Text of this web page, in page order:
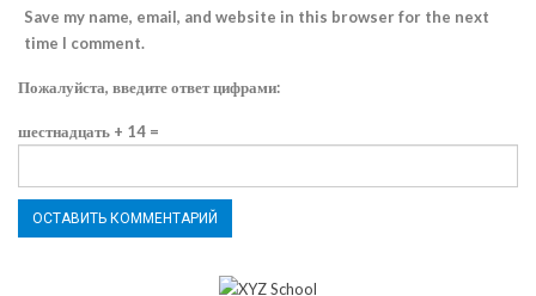
Save my name, email, and website in this browser for the next
time I comment.
Пожалуйста, введите ответ цифрами:
шестнадцать + 14 =